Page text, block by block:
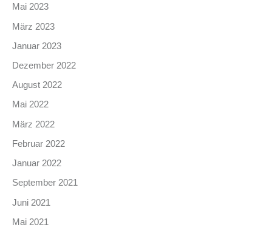
Mai 2023
März 2023
Januar 2023
Dezember 2022
August 2022
Mai 2022
März 2022
Februar 2022
Januar 2022
September 2021
Juni 2021
Mai 2021